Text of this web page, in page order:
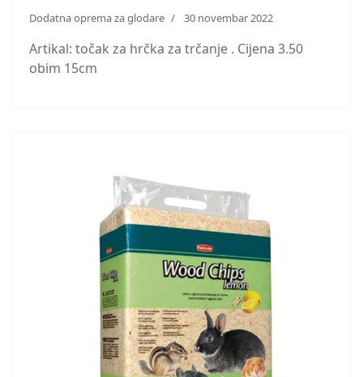
Dodatna oprema za glodare 30 novembar 2022
Artikal: točak za hrčka za trčanje . Cijena 3.50
obim 15cm